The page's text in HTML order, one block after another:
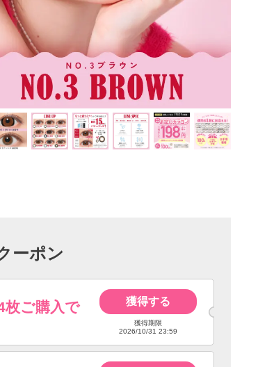
ーポン
枚ご購入で
獲得する
獲得期限
2026/10/31 23:59